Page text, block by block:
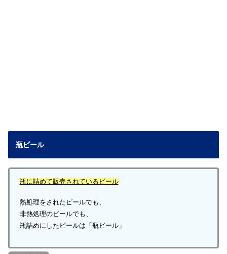
瓶ビール
瓶に詰めて販売されているビール
熱処理をされたビールでも、
非熱処理のビールでも、
瓶詰めにしたビールは「瓶ビール」